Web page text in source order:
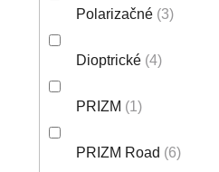
Polarizačné 3
Dioptrické 4
PRIZM 1
PRIZM Road 6